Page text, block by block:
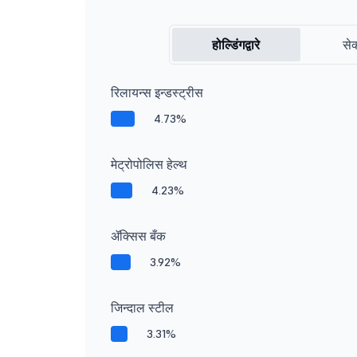
होल्डिंगद्वारे
रिलायन्स इन्डस्ट्रीस
4.73%
मेट्रोपोलिस हेल्थ
4.23%
ॲक्सिस बँक
3.92%
जिन्दाल स्टील
3.31%